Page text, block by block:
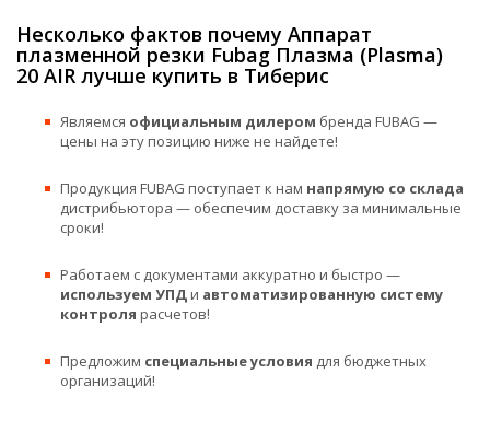
Несколько фактов почему Аппарат
плазменной резки Fubag Плазма (Plasma)
20 AIR лучше купить в Тиберис
Являемся официальным дилером бренда FUBAG —
цены на эту позицию ниже не найдете!
Продукция FUBAG поступает к нам напрямую со склада
дистрибьютора — обеспечим доставку за минимальные
сроки!
Работаем с документами аккуратно и быстро —
используем УПДи автоматизированную систему
контроля расчетов!
Предложим специальные условия для бюджетных
организаций!